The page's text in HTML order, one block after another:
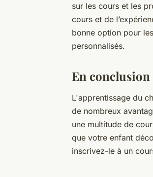
sur les cours et les
cours et de
bonne option pour
personnalisés.
En conclusion
L'apprentissage du
de nombreux
une multitude de
que votre enfant
inscrivez-le à un